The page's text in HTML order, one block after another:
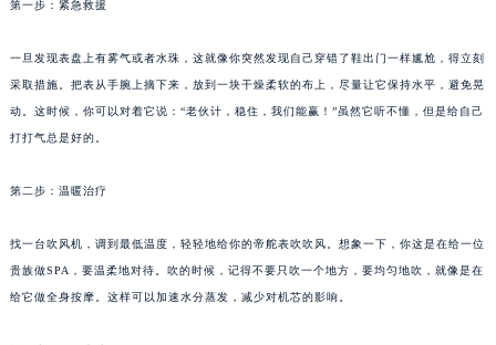
第一步：紧急救援
一旦发现表盘上有雾气或者水珠，这就像你突然发现自己穿错了鞋出门一样尴尬，得立刻
采取措施。把表从手腕上摘下来，放到一块干燥柔软的布上，尽量让它保持水平，避免晃
动。这时候，你可以对着它说：“老伙计，稳住，我们能赢！”虽然它听不懂，但是给自己
打打气总是好的。
第二步：温暖治疗
找一台吹风机，调到最低温度，轻轻地给你的帝舵表吹吹风。想象一下，你这是在给一位
贵族做SPA，要温柔地对待。吹的时候，记得不要只吹一个地方，要均匀地吹，就像是在
给它做全身按摩。这样可以加速水分蒸发，减少对机芯的影响。